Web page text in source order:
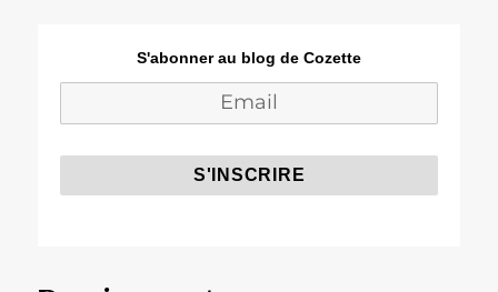
S'abonner au blog de Cozette